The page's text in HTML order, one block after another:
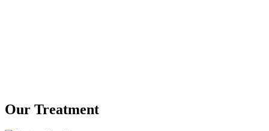
Our Treatment